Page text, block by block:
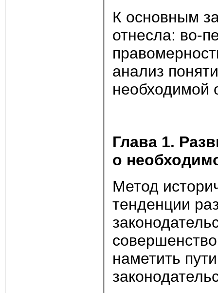
К основным
отнесла: во-
анализ
необходимой
Глава 1.
о
Метод
тенденции
наметить